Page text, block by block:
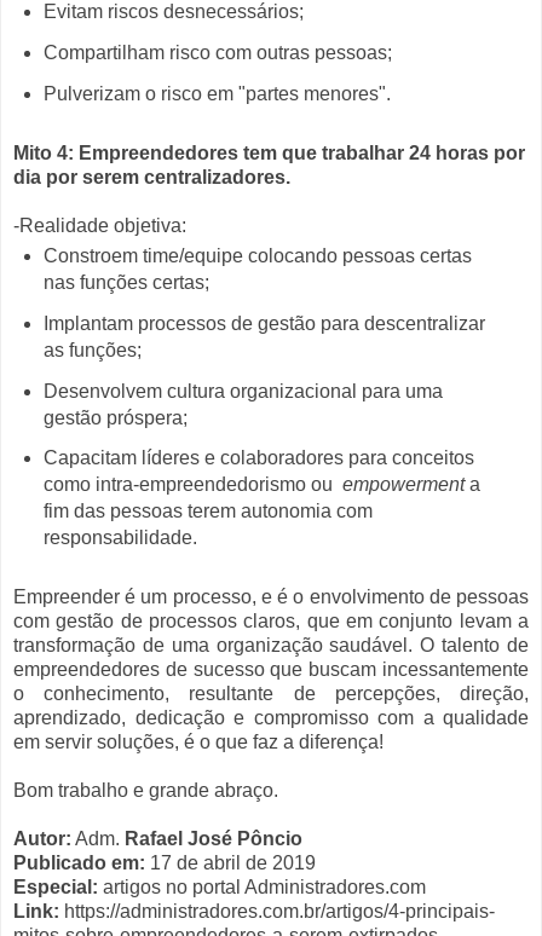
Evitam riscos desnecessários;
Compartilham risco com outras pessoas;
Pulverizam o risco em "partes menores".
Mito 4: Empreendedores tem que trabalhar 24 horas por
dia por serem centralizadores.
-Realidade objetiva:
Constroem time/equipe colocando pessoas certas
nas funções certas;
Implantam processos de gestão para descentralizar
as funções;
Desenvolvem cultura organizacional para uma
gestão próspera;
Capacitam líderes e colaboradores para conceitos
como intra-empreendedorismo ou empowerment a
fim das pessoas terem autonomia com
responsabilidade.
Empreender é um processo, e é o envolvimento de pessoas
com gestão de processos claros, que em conjunto levam a
transformação de uma organização saudável. O talento de
empreendedores de sucesso que buscam incessantemente
o conhecimento, resultante de percepções, direção,
aprendizado, dedicação e compromisso com a qualidade
em servir soluções, é o que faz a diferença!
Bom trabalho e grande abraço.
Autor: Adm. Rafael José Pôncio
Publicado em: 17 de abril de 2019
Especial: artigos no portal Administradores.com
Link: https://administradores.com.br/artigos/4-principais-